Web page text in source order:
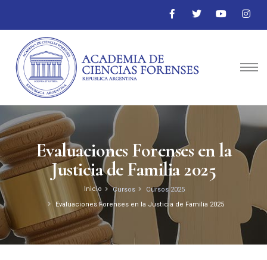
Inicio Cursos
Cursos 2025
Evaluaciones Forenses en la Justicia de Familia 2025
Evaluaciones Forenses en la
Justicia de Familia 2025